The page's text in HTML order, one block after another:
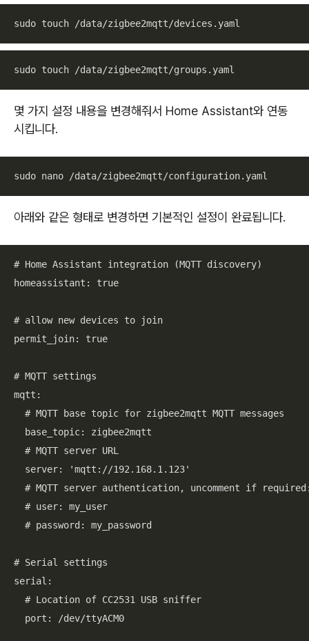
sudo touch /data/zigbee2mqtt/devices.yaml
sudo touch /data/zigbee2mqtt/groups.yaml
몇 가지 설정 내용을 변경해줘서 Home Assistant와 연동
시킵니다.
sudo nano /data/zigbee2mqtt/configuration.yaml
아래와 같은 형태로 변경하면 기본적인 설정이 완료됩니다.
# Home Assistant integration (MQTT discovery)
homeassistant: true
# allow new devices to join
permit_join: true
# MQTT settings
mqtt:
  # MQTT base topic for zigbee2mqtt MQTT messages
  base_topic: zigbee2mqtt
  # MQTT server URL
  server: 'mqtt://192.168.1.123'
# MQTT server authentication, uncomment if
  # user: my_user
  # password: my_password
# Serial settings
serial:
  # Location of CC2531 USB sniffer
  port: /dev/ttyACM0